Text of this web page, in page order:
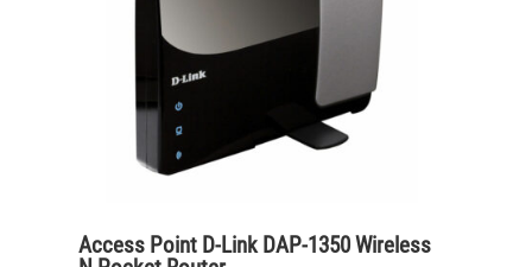
Access Point D-Link DAP-1350 Wireless